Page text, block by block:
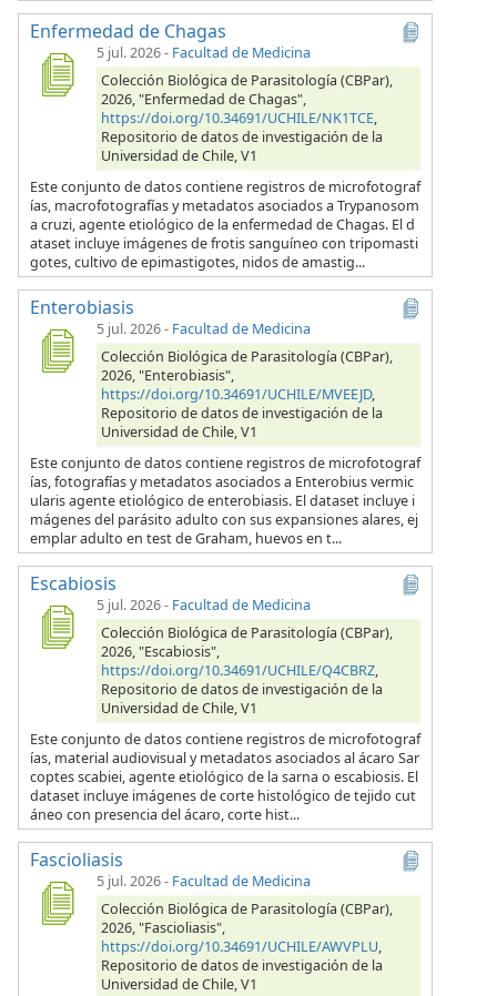
Enfermedad de Chagas
5 jul. 2026- Facultad de Medicina
Colección Biológica de Parasitología (CBPar),
2026, "Enfermedad de Chagas",
https://doi.org/10.34691/UCHILE/NK1TCE,
Repositorio de datos de investigación de la
Universidad de Chile, V1
Este conjunto de datos contiene registros de microfotograf
ías, macrofotografías y metadatos asociados a Trypanosom
a cruzi, agente etiológico de la enfermedad de Chagas. El d
ataset incluye imágenes de frotis sanguíneo con tripomasti
gotes, cultivo de epimastigotes, nidos de amastig...
Enterobiasis
5 jul. 2026- Facultad de Medicina
Colección Biológica de Parasitología (CBPar),
2026, "Enterobiasis",
https://doi.org/10.34691/UCHILE/MVEEJD,
Repositorio de datos de investigación de la
Universidad de Chile, V1
Este conjunto de datos contiene registros de microfotograf
ías, fotografías y metadatos asociados a Enterobius vermic
ularis agente etiológico de enterobiasis. El dataset incluye i
mágenes del parásito adulto con sus expansiones alares, ej
emplar adulto en test de Graham, huevos en t...
Escabiosis
5 jul. 2026- Facultad de Medicina
Colección Biológica de Parasitología (CBPar),
2026, "Escabiosis",
https://doi.org/10.34691/UCHILE/Q4CBRZ,
Repositorio de datos de investigación de la
Universidad de Chile, V1
Este conjunto de datos contiene registros de microfotograf
ías, material audiovisual y metadatos asociados al ácaro Sar
coptes scabiei, agente etiológico de la sarna o escabiosis. El
dataset incluye imágenes de corte histológico de tejido cut
áneo con presencia del ácaro, corte hist...
Fascioliasis
5 jul. 2026- Facultad de Medicina
Colección Biológica de Parasitología (CBPar),
2026, "Fascioliasis",
https://doi.org/10.34691/UCHILE/AWVPLU,
Repositorio de datos de investigación de la
Universidad de Chile, V1